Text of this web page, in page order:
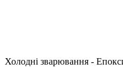
Холодні зварювання -